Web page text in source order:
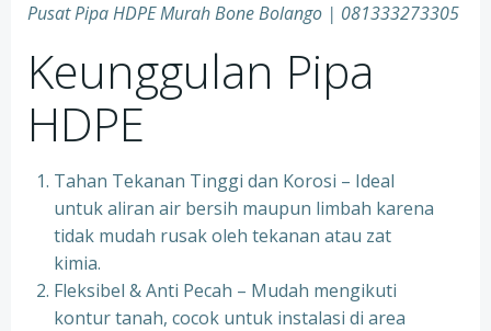
Pusat Pipa HDPE Murah Bone Bolango | 081333273305
Keunggulan Pipa
HDPE
Tahan Tekanan Tinggi dan Korosi – Ideal
untuk aliran air bersih maupun limbah karena
tidak mudah rusak oleh tekanan atau zat
kimia.
Fleksibel & Anti Pecah – Mudah mengikuti
kontur tanah, cocok untuk instalasi di area